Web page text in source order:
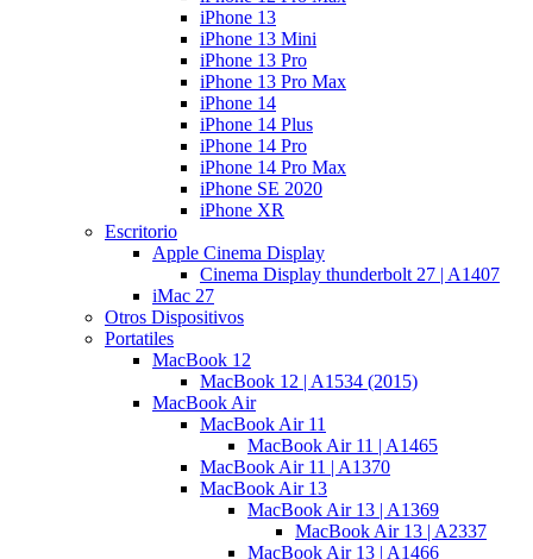
iPhone 13
iPhone 13 Mini
iPhone 13 Pro
iPhone 13 Pro Max
iPhone 14
iPhone 14 Plus
iPhone 14 Pro
iPhone 14 Pro Max
iPhone SE 2020
iPhone XR
Escritorio
Apple Cinema Display
Cinema Display thunderbolt 27 | A1407
iMac 27
Otros Dispositivos
Portatiles
MacBook 12
MacBook 12 | A1534 (2015)
MacBook Air
MacBook Air 11
MacBook Air 11 | A1465
MacBook Air 11 | A1370
MacBook Air 13
MacBook Air 13 | A1369
MacBook Air 13 | A2337
MacBook Air 13 | A1466